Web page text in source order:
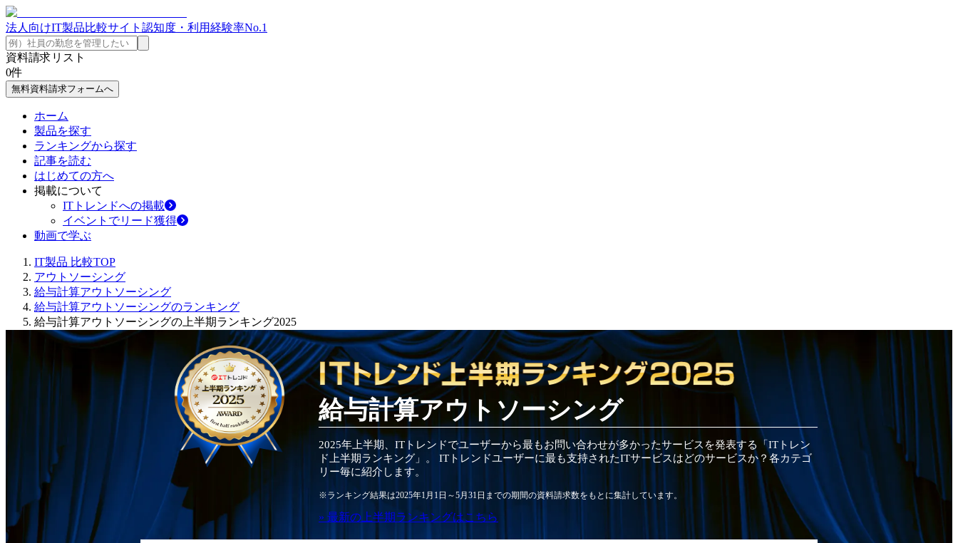
法人向けIT製品比較サイト 認知度・利用経験率No.1
資料請求リスト
0件
無料資料請求フォームへ
ホーム
製品を探す
ランキングから探す
記事を読む
はじめての方へ
掲載について
ITトレンドへの掲載
イベントでリード獲得
動画で学ぶ
IT製品 比較TOP
アウトソーシング
給与計算アウトソーシング
給与計算アウトソーシングのランキング
給与計算アウトソーシングの上半期ランキング2025
給与計算アウトソーシング
2025年上半期 、ITトレンドでユーザーから最もお問い合わせが多かったサービス を発表する「ITトレン
ド上半期ランキング」。 ITトレンドユーザーに最も支持されたITサービスはどのサービスか？各カテゴ
リー毎に紹介します。
※ランキング結果は2025年1月1日～5月31日 までの期間の資料請求数をもとに集計しています。
» 最新の上半期ランキングはこちら